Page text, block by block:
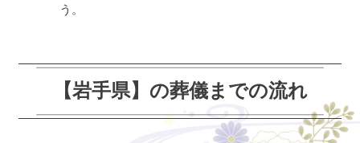
う。
【岩手県】の葬儀までの流れ